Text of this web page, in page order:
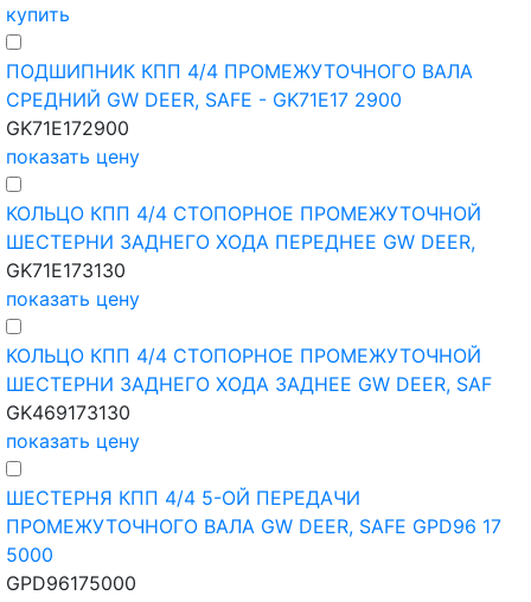
купить
ПОДШИПНИК КПП 4/4 ПРОМЕЖУТОЧНОГО ВАЛА
СРЕДНИЙ GW DEER, SAFE - GK71E17 2900
GK71E172900
показать цену
КОЛЬЦО КПП 4/4 СТОПОРНОЕ ПРОМЕЖУТОЧНОЙ
ШЕСТЕРНИ ЗАДНЕГО ХОДА ПЕРЕДНЕЕ GW DEER,
GK71E173130
показать цену
КОЛЬЦО КПП 4/4 СТОПОРНОЕ ПРОМЕЖУТОЧНОЙ
ШЕСТЕРНИ ЗАДНЕГО ХОДА ЗАДНЕЕ GW DEER, SAF
GK469173130
показать цену
ШЕСТЕРНЯ КПП 4/4 5-ОЙ ПЕРЕДАЧИ
ПРОМЕЖУТОЧНОГО ВАЛА GW DEER, SAFE GPD96 17
5000
GPD96175000